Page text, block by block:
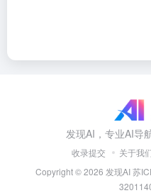
发现AI，专业AI导
收录提交 关于我
Copyright © 2026 发现AI苏